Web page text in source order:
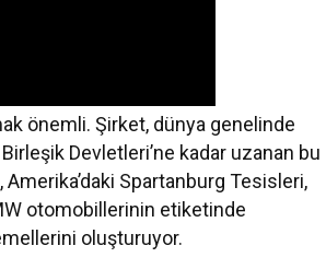
önemli. Şirket, dünya genelinde
Devletleri’ne kadar uzanan bu
Amerika’daki Spartanburg Tesisleri,
otomobillerinin etiketinde
oluşturuyor.